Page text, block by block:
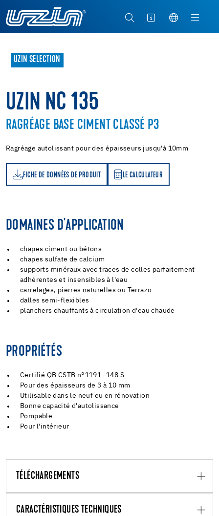
UZIN SELECTION
UZIN NC 135
RAGRÉAGE BASE CIMENT CLASSÉ P3
Ragréage autolissant pour des épaisseurs jusqu'à 10mm
FICHE DE DONNÉES DE PRODUIT LE CALCULATEUR
LE CALCULATEUR
DOMAINES D'APPLICATION
chapes ciment ou bétons
chapes sulfate de calcium
supports minéraux avec traces de colles parfaitement
adhérentes et insensibles à l'eau
carrelages, pierres naturelles ou Terrazo
dalles semi-flexibles
planchers chauffants à circulation d'eau chaude
PROPRIÉTÉS
Certifié QB CSTB n°1191 -148 S
Pour des épaisseurs de 3 à 10 mm
Utilisable dans le neuf ou en rénovation
Bonne capacité d'autolissance
Pompable
Pour l'intérieur
TÉLÉCHARGEMENTS
CARACTÉRISTIQUES TECHNIQUES